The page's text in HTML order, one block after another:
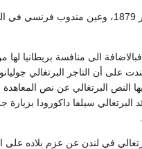
بعد توقيع المعاهدة عاد العلم الفرنسي يرفرف من جديد
الى منافسة بريطانيا لها
النص البرتغالي عن نص
سيلفا داكورودا بزيارة
بين الدولتين ففي 21 يناير 1889 أعلن الوزير